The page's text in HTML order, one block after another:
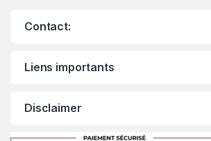
Contact:
Liens importants
Disclaimer